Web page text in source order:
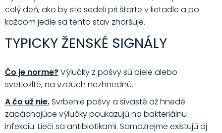
celý deň, ako by ste sedeli pri štarte v lietadle a po
každom jedle sa tento stav zhoršuje.
TYPICKY ŽENSKÉ SIGNÁLY
Čo je norme?Výlučky z pošvy sú biele alebo
svetložlté, na vzduch nezhnednú.
A čo už nie.Svrbenie pošvy a sivasté až hnedé
zapáchajúce výlučky poukazujú na bakteriálnu
infekciu. Lieči sa antibiotikami. Samozrejme existujú aj